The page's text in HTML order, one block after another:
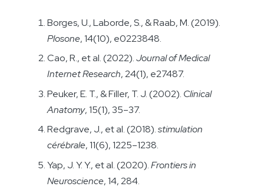
Borges, U., Laborde, S., & Raab, M. (2019).
Plosone, 14(10), e0223848.
Cao, R., et al. (2022).Journal of Medical
Internet Research, 24(1), e27487.
Peuker, E. T., & Filler, T. J. (2002). Clinical
Anatomy, 15(1), 35–37.
Redgrave, J., et al. (2018).stimulation
cérébrale, 11(6), 1225–1238.
Yap, J. Y. Y., et al. (2020).Frontiers in
Neuroscience, 14, 284.